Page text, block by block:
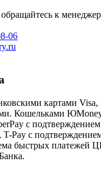
к
06
картами Visa,
Кошельками
с
Pay с
быстрых платежей